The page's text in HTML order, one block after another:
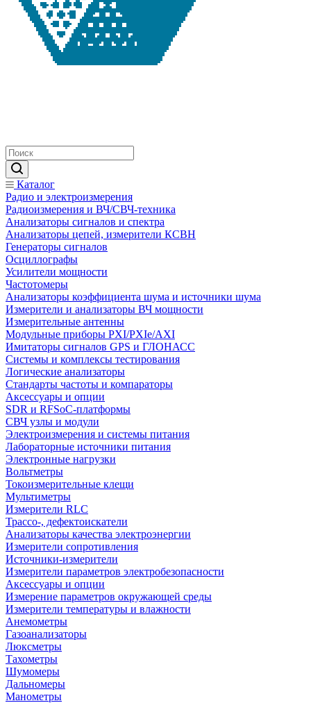
Каталог
Радио и электроизмерения
Радиоизмерения и ВЧ/СВЧ-техника
Анализаторы сигналов и спектра
Анализаторы цепей, измерители КСВН
Генераторы сигналов
Осциллографы
Усилители мощности
Частотомеры
Анализаторы коэффициента шума и источники шума
Измерители и анализаторы ВЧ мощности
Измерительные антенны
Модульные приборы PXI/PXIe/AXI
Имитаторы сигналов GPS и ГЛОНАСС
Системы и комплексы тестирования
Логические анализаторы
Стандарты частоты и компараторы
Аксессуары и опции
SDR и RFSoC‑платформы
СВЧ узлы и модули
Электроизмерения и системы питания
Лабораторные источники питания
Электронные нагрузки
Вольтметры
Токоизмерительные клещи
Мультиметры
Измерители RLC
Трассо-, дефектоискатели
Анализаторы качества электроэнергии
Измерители сопротивления
Источники-измерители
Измерители параметров электробезопасности
Аксессуары и опции
Измерение параметров окружающей среды
Измерители температуры и влажности
Анемометры
Газоанализаторы
Люксметры
Тахометры
Шумомеры
Дальномеры
Манометры